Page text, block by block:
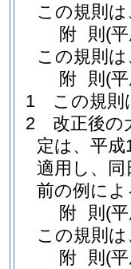
この規則
附 則 (
この規則
附 則 (
1
この規則
2
改正後の
定は、平
適用し、
前の例によ
附 則 (
この規則
附 則 (